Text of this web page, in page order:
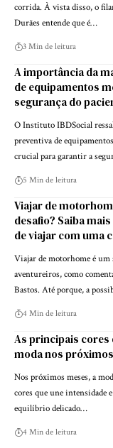
corrida. À vista disso, o
Durães entende que é…
3 Min de leitura
A importância da
de equipamentos
segurança do
O Instituto IBDSocial
preventiva de
crucial para garantir a
5 Min de leitura
Viajar de
desafio? Saiba
de viajar com uma
Viajar de motorhome é
aventureiros, como
Bastos. Até porque, a
4 Min de leitura
As principais cores
moda nos
Nos próximos meses, a
cores que une intensidade
equilíbrio delicado…
4 Min de leitura